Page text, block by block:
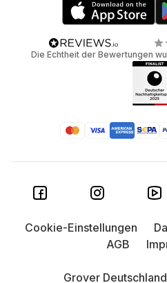
Die Echtheit der Bewertungen
Grover
Cookie-Einstellungen
AGB